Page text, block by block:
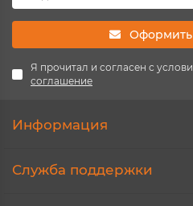
Оформить
Я прочитал и согласен с
соглашение
Информация
Служба поддержки